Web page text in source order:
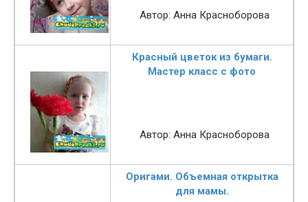
Автор: Анна Красноборова
Красный цветок из бумаги.
Мастер класс с фото
Автор: Анна Красноборова
Оригами. Объемная открытка
для мамы.